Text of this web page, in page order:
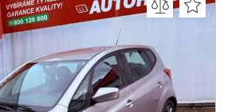
(0x)